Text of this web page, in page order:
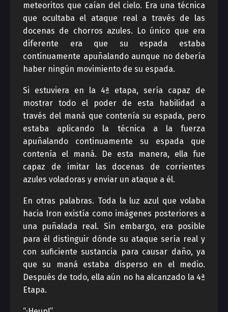
meteoritos que caían del cielo. Era una técnica
que ocultaba el ataque real a través de las
docenas de chorros azules. Lo único que era
diferente era que su espada estaba
continuamente apuñalando aunque no debería
haber ningún movimiento de su espada.
Si estuviera en la 4ª etapa, sería capaz de
mostrar todo el poder de esta habilidad a
través del maná que contenía su espada, pero
estaba aplicando la técnica a la fuerza
apuñalando continuamente su espada que
contenía el maná. De esta manera, ella fue
capaz de imitar las docenas de corrientes
azules voladoras y enviar un ataque a él.
En otras palabras. Toda la luz azul que volaba
hacia Iron existía como imágenes posteriores a
una puñalada real. Sin embargo, era posible
para él distinguir dónde su ataque sería real y
con suficiente sustancia para causar daño, ya
que su maná estaba disperso en el medio.
Después de todo, ella aún no ha alcanzado la 4ª
Etapa.